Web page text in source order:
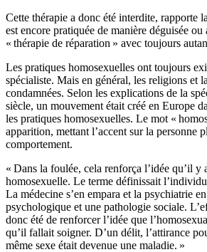
Cette thérapie a donc été interdite, rapporte
est encore pratiquée de manière déguisée
« thérapie de réparation » avec toujours
Les pratiques homosexuelles ont toujours
spécialiste. Mais en général, les religions et
condamnées. Selon les explications de la
siècle, un mouvement était créé en Europe
les pratiques homosexuelles. Le mot «
apparition, mettant l’accent sur la personne
comportement.
« Dans la foulée, cela renforça l’idée qu’il y
homosexuelle. Le terme définissait
La médecine s’en empara et la psychiatrie
psychologique et une pathologie sociale.
donc été de renforcer l’idée que
qu’il fallait soigner. D’un délit, l’attirance
même sexe était devenue une maladie. »